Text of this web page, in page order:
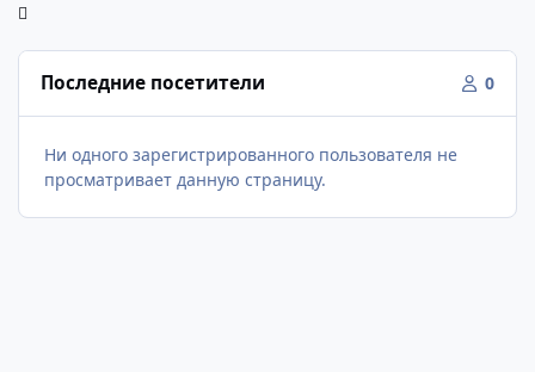
Последние посетители 0
Ни одного зарегистрированного пользователя не
просматривает данную страницу.